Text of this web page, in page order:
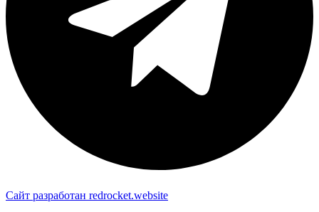
Сайт разработан redrocket.website